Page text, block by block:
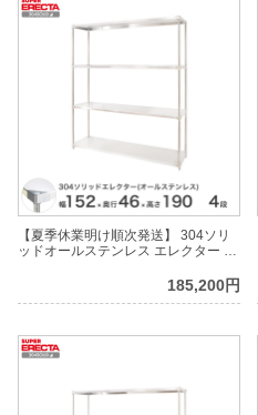
【夏季休業明け順次発送】 304ソリ
ッドオールステンレス エレクター シ
46.1cmx高さ189.2cm PSポール ダイ
カスト・アジャストボルト付 4段
185,200円